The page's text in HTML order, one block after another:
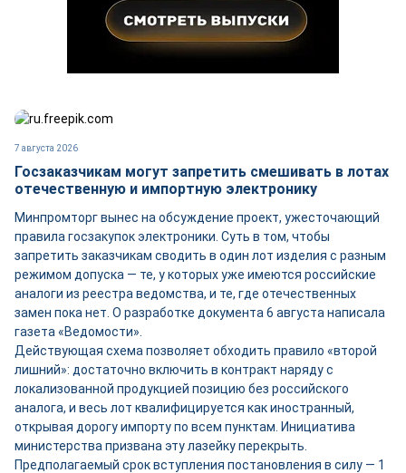
7 августа 2026
Госзаказчикам могут запретить смешивать в лотах
отечественную и импортную электронику
Минпромторг вынес на обсуждение проект, ужесточающий
правила госзакупок электроники. Суть в том, чтобы
запретить заказчикам сводить в один лот изделия с разным
режимом допуска — те, у которых уже имеются российские
аналоги из реестра ведомства, и те, где отечественных
замен пока нет. О разработке документа 6 августа написала
газета «Ведомости».
Действующая схема позволяет обходить правило «второй
лишний»: достаточно включить в контракт наряду с
локализованной продукцией позицию без российского
аналога, и весь лот квалифицируется как иностранный,
открывая дорогу импорту по всем пунктам. Инициатива
министерства призвана эту лазейку перекрыть.
Предполагаемый срок вступления постановления в силу — 1